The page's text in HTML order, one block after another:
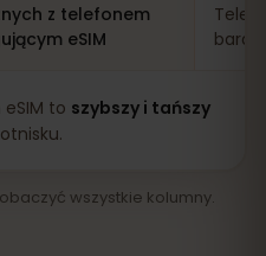
z telefonem
eSIM
to szybszy i tańszy
wszystkie kolumny.